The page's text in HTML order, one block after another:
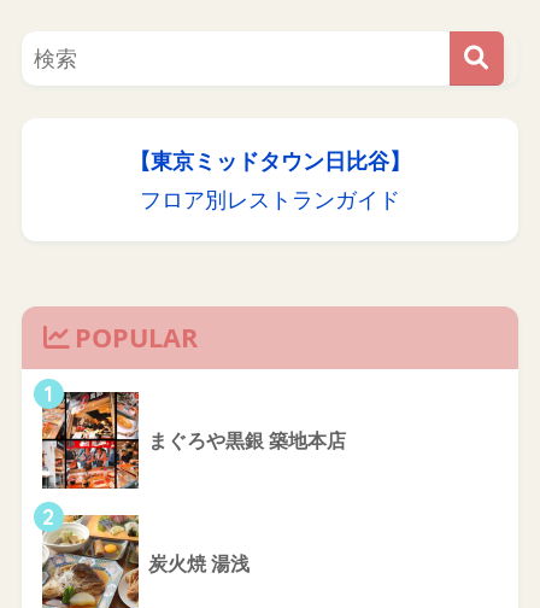
【東京ミッドタウン日比谷】
フロア別レストランガイド
POPULAR
1
まぐろや黒銀 築地本店
2
炭火焼 湯浅